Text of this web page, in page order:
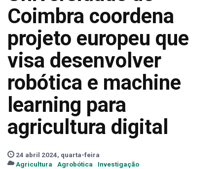
Coimbra coordena
projeto europeu que
visa desenvolver
robótica e machine
learning para
agricultura digital
24 abril 2024, quarta-feira
Agricultura
Agrobótica Investigação